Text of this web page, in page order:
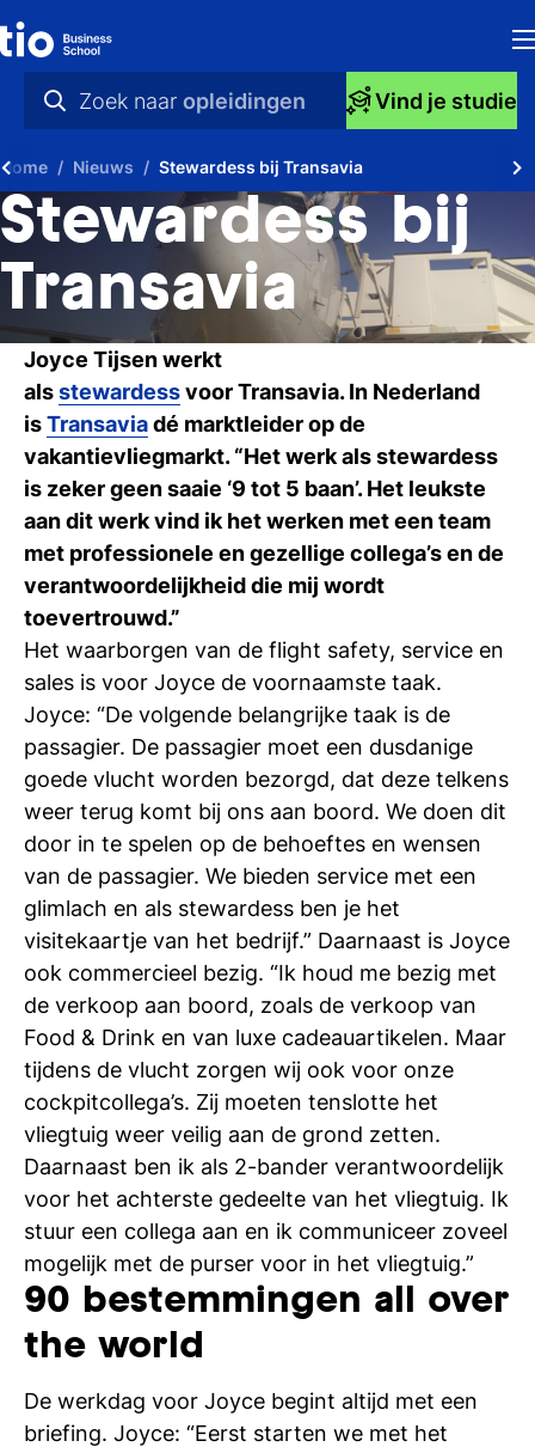
Zoek naar opleidingen
videos
nieuws
opleidingen
Vind je studie
Home Nieuws Stewardess bij Transavia
Stewardess bij
Transavia
Joyce Tijsen werkt
alsstewardessvoorTransavia. In Nederland
isTransaviadé marktleider op de
vakantievliegmarkt. “Het werk als stewardess
is zeker geen saaie ‘9 tot 5 baan’. Het leukste
aan dit werk vind ik het werken met een team
met professionele en gezellige collega’s en de
verantwoordelijkheid die mij wordt
toevertrouwd.”
Het waarborgen van de flight safety, service en
sales is voor Joyce de voornaamste taak.
Joyce: “De volgende belangrijke taak is de
passagier. De passagier moet een dusdanige
goede vlucht worden bezorgd, dat deze telkens
weer terug komt bij ons aan boord. We doen dit
door in te spelen op de behoeftes en wensen
van de passagier. We bieden service met een
glimlach en als stewardess ben je het
visitekaartje van het bedrijf.” Daarnaast is Joyce
ook commercieel bezig. “Ik houd me bezig met
de verkoop aan boord, zoals de verkoop van
Food & Drink en van luxe cadeauartikelen. Maar
tijdens de vlucht zorgen wij ook voor onze
cockpitcollega’s. Zij moeten tenslotte het
vliegtuig weer veilig aan de grond zetten.
Daarnaast ben ik als 2-bander verantwoordelijk
voor het achterste gedeelte van het vliegtuig. Ik
stuur een collega aan en ik communiceer zoveel
mogelijk met de purser voor in het vliegtuig.”
90 bestemmingen all over
the world
De werkdag voor Joyce begint altijd met een
briefing. Joyce: “Eerst starten we met het